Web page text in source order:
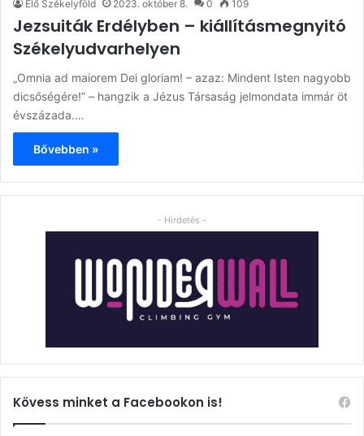
Élő Székelyföld 2023. október 8. 0 109
Jezsuiták Erdélyben – kiállításmegnyitó
Székelyudvarhelyen
„Omnia ad maiorem Dei gloriam! – azaz: Mindent Isten nagyobb
dicsőségére!” – hangzik a Jézus Társaság jelmondata immár öt
évszázada.…
Bővebben »
- Hirdetés -
Kövess minket a Facebookon is!